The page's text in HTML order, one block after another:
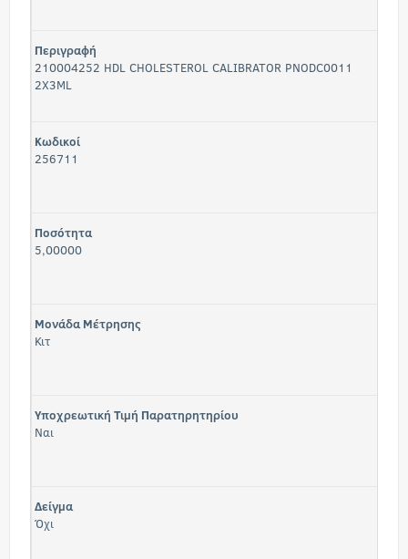
Περιγραφή
210004252 HDL CHOLESTEROL CALIBRATOR PNODC0011
2X3ML
Κωδικοί
256711
Ποσότητα
5,00000
Μονάδα Μέτρησης
Κιτ
Υποχρεωτική Τιμή Παρατηρητηρίου
Ναι
Δείγμα
Όχι